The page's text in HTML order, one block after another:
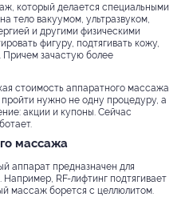
который делается специальными
тело вакуумом, ультразвуком,
и другими физическими
фигуру, подтягивать кожу,
Причем зачастую более
стоимость аппаратного массажа
нужно не одну процедуру, а
акции и купоны. Сейчас
массажа
аппарат предназначен для
RF-лифтинг подтягивает
массаж борется с целлюлитом.